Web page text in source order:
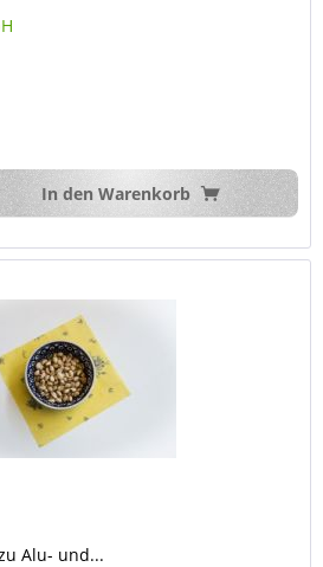
In den Warenkorb
Alu- und...